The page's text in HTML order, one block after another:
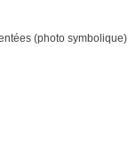
(photo symbolique)